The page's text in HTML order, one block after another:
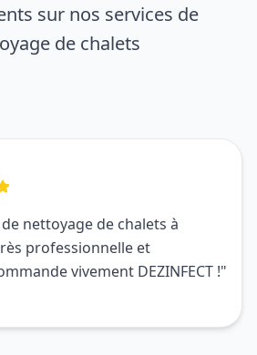
sur nos services de
de chalets
nettoyage de chalets à
professionnelle et
vivement DEZINFECT !"